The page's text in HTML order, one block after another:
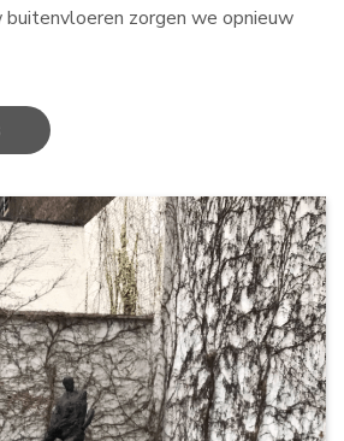
buitenvloeren zorgen we opnieuw